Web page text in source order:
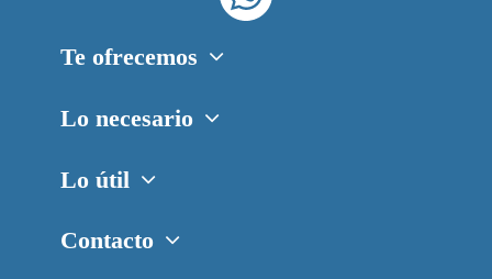
Te ofrecemos
Lo necesario
Lo útil
Contacto